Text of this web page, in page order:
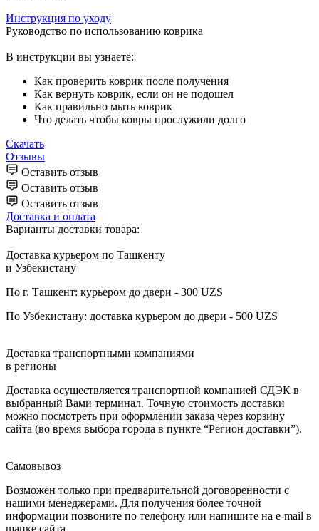
Инструкция по уходу
Руководство по использованию коврика
В инструкции вы узнаете:
Как проверить коврик после получения
Как вернуть коврик, если он не подошел
Как правильно мыть коврик
Что делать чтобы ковры прослужили долго
Скачать
Отзывы
Оставить отзыв
Оставить отзыв
Оставить отзыв
Доставка и оплата
Варианты доставки товара:
Доставка курьером по Ташкенту
и Узбекистану
По г. Ташкент: курьером до двери - 300 UZS
По Узбекистану: доставка курьером до двери - 500 UZS
Доставка транспортными компаниями
в регионы
Доставка осуществляется транспортной компанией СДЭК в
выбранный Вами терминал. Точную стоимость доставки
можно посмотреть при оформлении заказа через корзину
сайта (во время выбора города в пункте “Регион доставки”).
Самовывоз
Возможен только при предварительной договоренности с
нашими менеджерами. Для получения более точной
информации позвоните по телефону или напишите на e-mail в